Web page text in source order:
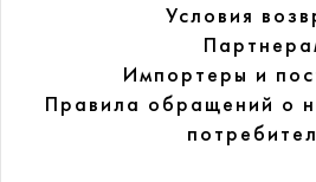
Условия
Импортеры и
Правила обращений о